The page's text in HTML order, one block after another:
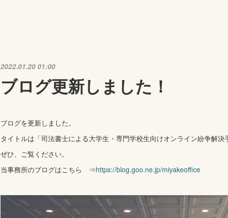
2022.01.20 01:00
ブログ更新しました！
ブログを更新しました。
タイトルは「司法書士による大学生・専門学校生向けオンライン紛争解
ぜひ、ご覧ください。
当事務所のブログはこちら ⇒https://blog.goo.ne.jp/miyakeoffice